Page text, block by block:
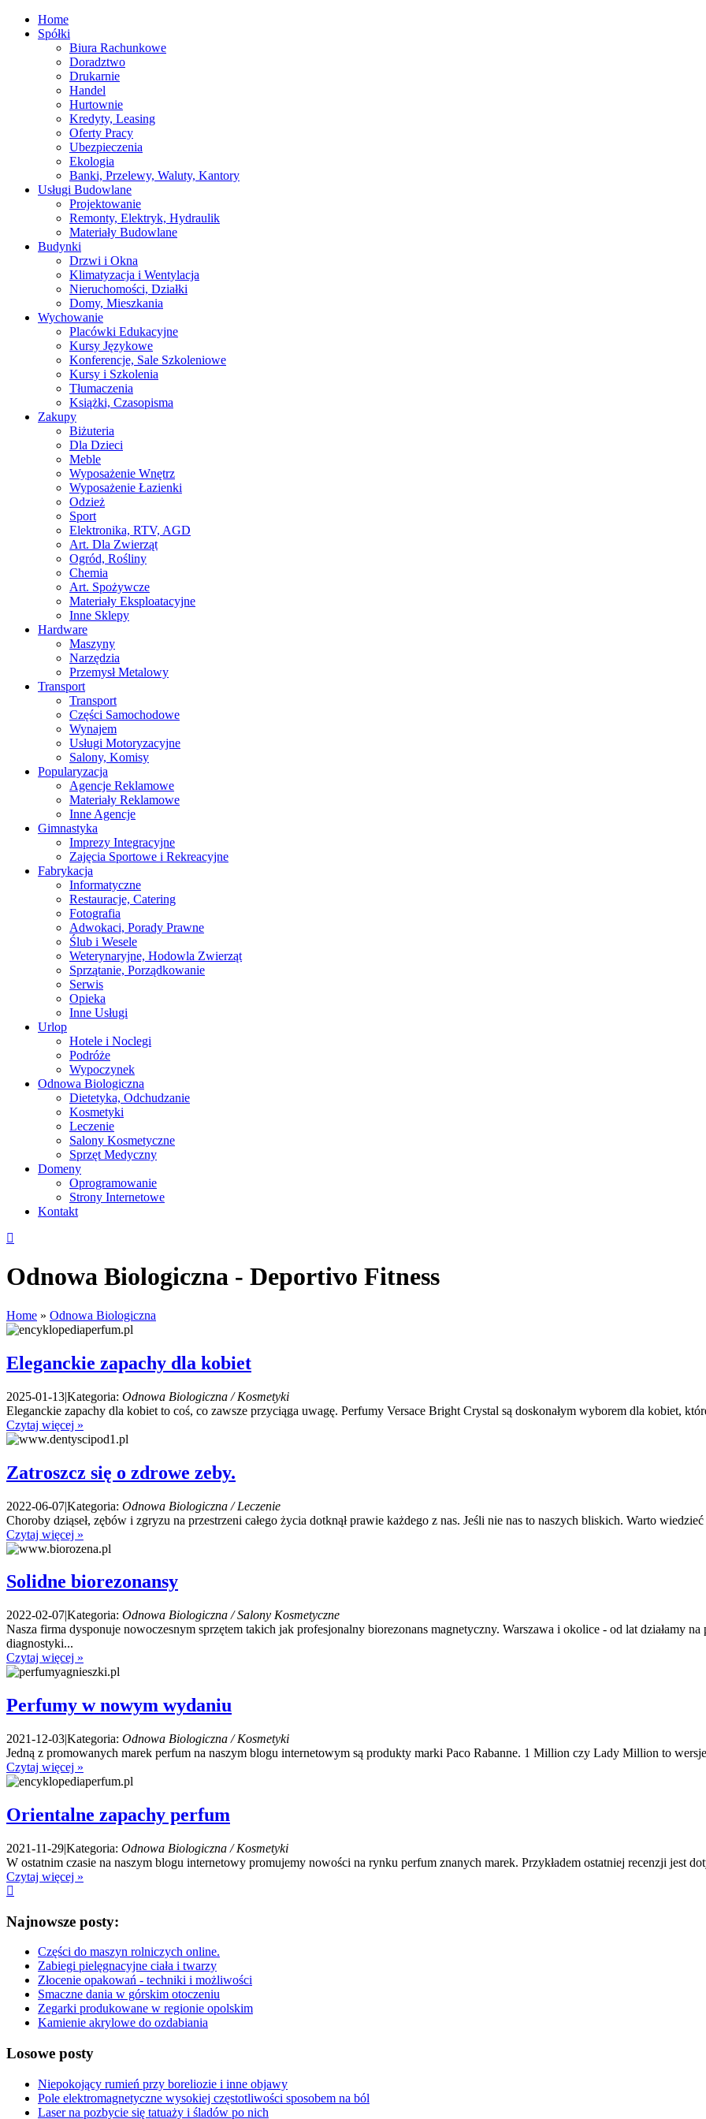
Home
Spółki
Biura Rachunkowe
Doradztwo
Drukarnie
Handel
Hurtownie
Kredyty, Leasing
Oferty Pracy
Ubezpieczenia
Ekologia
Banki, Przelewy, Waluty, Kantory
Usługi Budowlane
Projektowanie
Remonty, Elektryk, Hydraulik
Materiały Budowlane
Budynki
Drzwi i Okna
Klimatyzacja i Wentylacja
Nieruchomości, Działki
Domy, Mieszkania
Wychowanie
Placówki Edukacyjne
Kursy Językowe
Konferencje, Sale Szkoleniowe
Kursy i Szkolenia
Tłumaczenia
Książki, Czasopisma
Zakupy
Biżuteria
Dla Dzieci
Meble
Wyposażenie Wnętrz
Wyposażenie Łazienki
Odzież
Sport
Elektronika, RTV, AGD
Art. Dla Zwierząt
Ogród, Rośliny
Chemia
Art. Spożywcze
Materiały Eksploatacyjne
Inne Sklepy
Hardware
Maszyny
Narzędzia
Przemysł Metalowy
Transport
Transport
Części Samochodowe
Wynajem
Usługi Motoryzacyjne
Salony, Komisy
Popularyzacja
Agencje Reklamowe
Materiały Reklamowe
Inne Agencje
Gimnastyka
Imprezy Integracyjne
Zajęcia Sportowe i Rekreacyjne
Fabrykacja
Informatyczne
Restauracje, Catering
Fotografia
Adwokaci, Porady Prawne
Ślub i Wesele
Weterynaryjne, Hodowla Zwierząt
Sprzątanie, Porządkowanie
Serwis
Opieka
Inne Usługi
Urlop
Hotele i Noclegi
Podróże
Wypoczynek
Odnowa Biologiczna
Dietetyka, Odchudzanie
Kosmetyki
Leczenie
Salony Kosmetyczne
Sprzęt Medyczny
Domeny
Oprogramowanie
Strony Internetowe
Kontakt
Odnowa Biologiczna - Deportivo Fitness
Home » Odnowa Biologiczna
Eleganckie zapachy dla kobiet
2025-01-13|Kategoria: Odnowa Biologiczna / Kosmetyki
Eleganckie zapachy dla kobiet to coś, co zawsze przyciąga uwagę. Perfumy Versace Bright Crystal są doskonałym wyborem dla kobiet,
Czytaj więcej »
Zatroszcz się o zdrowe zeby.
2022-06-07|Kategoria: Odnowa Biologiczna / Leczenie
Choroby dziąseł, zębów i zgryzu na przestrzeni całego życia dotknął prawie każdego z nas. Jeśli nie nas to naszych bliskich. Warto
Czytaj więcej »
Solidne biorezonansy
2022-02-07|Kategoria: Odnowa Biologiczna / Salony Kosmetyczne
Nasza firma dysponuje nowoczesnym sprzętem takich jak profesjonalny biorezonans magnetyczny. Warszawa i okolice - od lat działamy
diagnostyki...
Czytaj więcej »
Perfumy w nowym wydaniu
2021-12-03|Kategoria: Odnowa Biologiczna / Kosmetyki
Jedną z promowanych marek perfum na naszym blogu internetowym są produkty marki Paco Rabanne. 1 Million czy Lady Million to
Czytaj więcej »
Orientalne zapachy perfum
2021-11-29|Kategoria: Odnowa Biologiczna / Kosmetyki
W ostatnim czasie na naszym blogu internetowy promujemy nowości na rynku perfum znanych marek. Przykładem ostatniej recenzji jest
Czytaj więcej »
Najnowsze posty:
Części do maszyn rolniczych online.
Zabiegi pielęgnacyjne ciała i twarzy
Złocenie opakowań - techniki i możliwości
Smaczne dania w górskim otoczeniu
Zegarki produkowane w regionie opolskim
Kamienie akrylowe do ozdabiania
Losowe posty
Niepokojący rumień przy boreliozie i inne objawy
Pole elektromagnetyczne wysokiej częstotliwości sposobem na ból
Laser na pozbycie się tatuaży i śladów po nich